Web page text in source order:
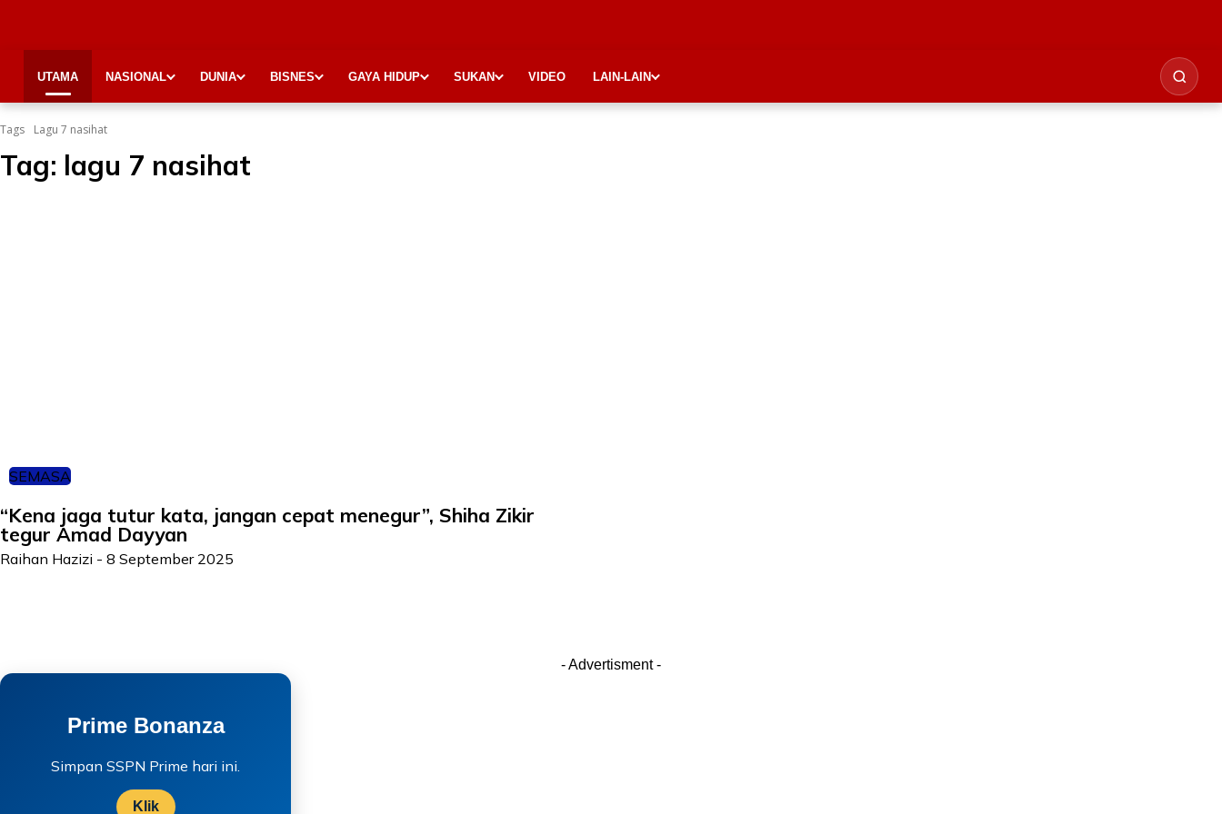
UTAMA NASIONAL DUNIA BISNES GAYA HIDUP SUKAN VIDEO LAIN-LAIN
Tags Lagu 7 nasihat
Tag: lagu 7 nasihat
SEMASA
“Kena jaga tutur kata, jangan cepat menegur”, Shiha Zikir
tegur Amad Dayyan
Raihan Hazizi - 8 September 2025
- Advertisment -
Prime Bonanza
Simpan SSPN Prime hari ini.
Klik